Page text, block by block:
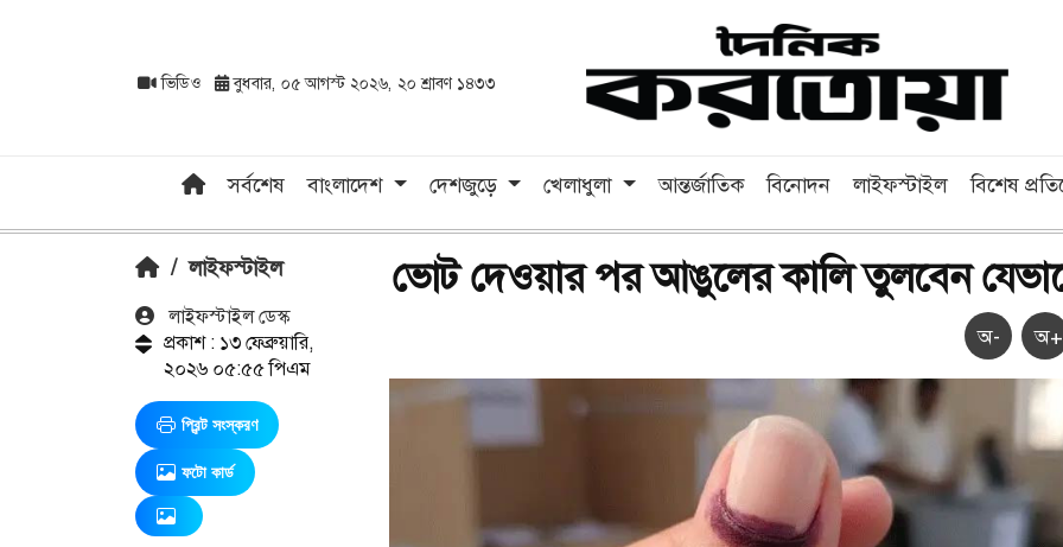
ভিডিও বুধবার, ০৫ আগস্ট ২০২৬, ২০ শ্রাবণ ১৪৩৩
সর্বশেষ বাংলাদেশ দেশজুড়ে খেলাধুলা আন্তর্জাতিক বিনোদন লাইফস্টাইল বিশেষ
/ লাইফস্টাইল
লাইফস্টাইল ডেস্ক
প্রকাশ : ১৩ ফেব্রুয়ারি,
২০২৬ ০৫:৫৫ পিএম
প্রিন্ট সংস্করণ
ফটো কার্ড
ভোট দেওয়ার পর আঙুলের কালি তুলবেন
অ- অ+